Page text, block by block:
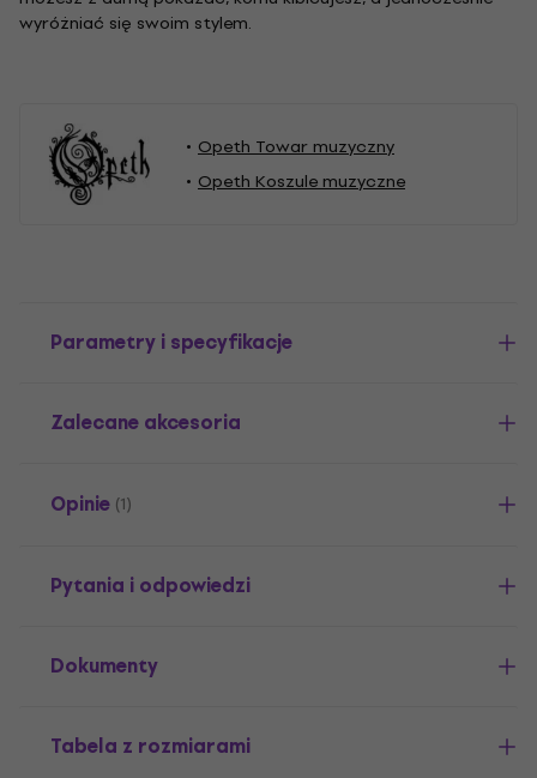
wyróżniać się swoim stylem.
Opeth Towar muzyczny
Opeth Koszule muzyczne
Parametry i specyfikacje
Zalecane akcesoria
Opinie (1)
Pytania i odpowiedzi
Dokumenty
Tabela z rozmiarami